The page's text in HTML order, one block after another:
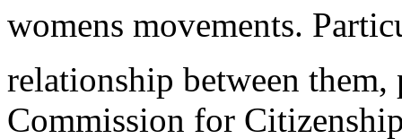
womens movements.
relationship between
Commission for